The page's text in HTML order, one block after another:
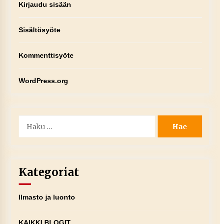
Kirjaudu sisään
Sisältösyöte
Kommenttisyöte
WordPress.org
Kategoriat
Ilmasto ja luonto